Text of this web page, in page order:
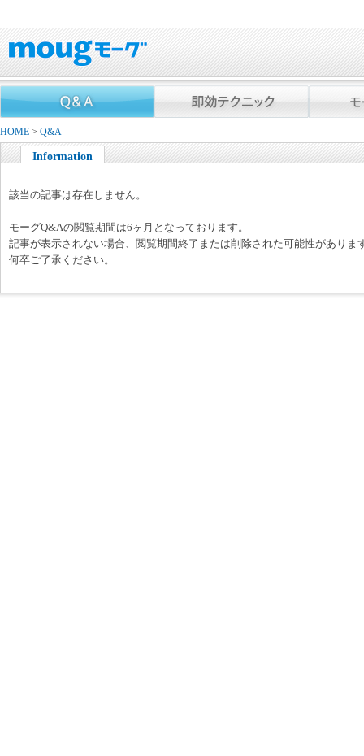
HOME > Q&A
Information
該当の記事は存在しません。
モーグQ&Aの閲覧期間は6ヶ月となっております。
記事が表示されない場合、閲覧期間終了または削除された可能性がありま
何卒ご了承ください。